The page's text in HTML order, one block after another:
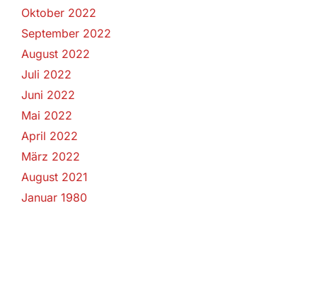
Oktober 2022
September 2022
August 2022
Juli 2022
Juni 2022
Mai 2022
April 2022
März 2022
August 2021
Januar 1980